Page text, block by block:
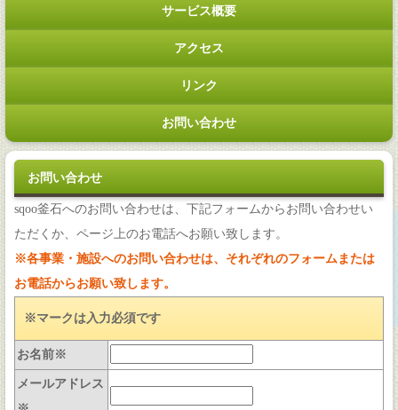
サービス概要
アクセス
リンク
お問い合わせ
お問い合わせ
sqoo釜石へのお問い合わせは、下記フォームからお問い合わせい
ただくか、ページ上のお電話へお願い致します。
※各事業・施設へのお問い合わせは、それぞれのフォームまたは
お電話からお願い致します。
※マークは入力必須です
お名前※
メールアドレス